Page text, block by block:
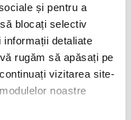
și pentru a
blocați selectiv
informații detaliate
rugăm să apăsați pe
vizitarea site-
noastre